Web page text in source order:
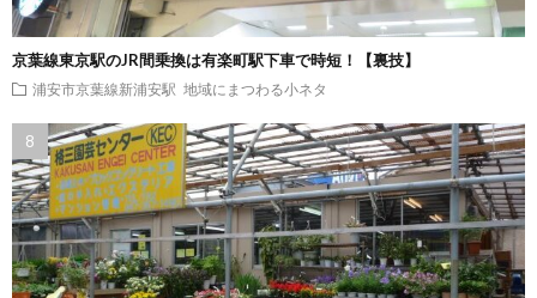
京葉線東京駅のJR間乗換は有楽町駅下車で時短！【裏技】
浦安市京葉線新浦安駅 地域にまつわる小ネタ